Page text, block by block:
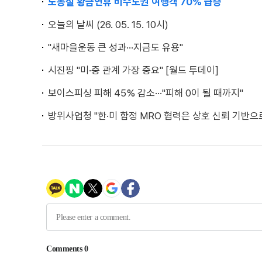
오늘의 날씨 (26. 05. 15. 10시)
"새마을운동 큰 성과···지금도 유용"
시진핑 "미·중 관계 가장 중요" [월드 투데이]
보이스피싱 피해 45% 감소···"피해 0이 될 때까지"
방위사업청 "한·미 함정 MRO 협력은 상호 신뢰 기반